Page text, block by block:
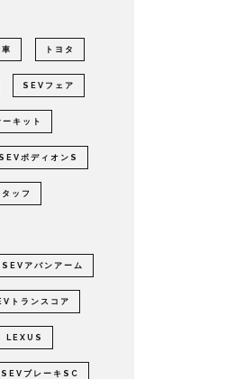
トヨタ
SEVフェア
キット
SEVボディオンS
タッフ
SEVアバンアーム
トランスコア
LEXUS
SEVブレーキSC